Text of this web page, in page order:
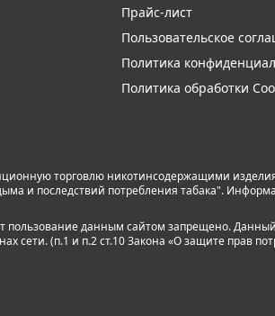
Прайс-лист
Пользовательское
Политика
Политика обработки
торговлю никотинсодержащими
и последствий потребления табака".
данным сайтом запрещено.
сети. (п.1 и п.2 ст.10 Закона «О защите прав